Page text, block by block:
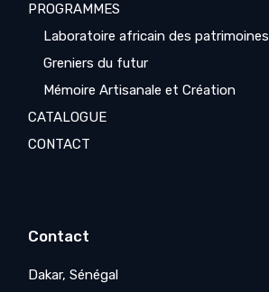
PROGRAMMES
Laboratoire africain des patrimoines
Greniers du futur
Mémoire Artisanale et Création
CATALOGUE
CONTACT
Contact
Dakar, Sénégal